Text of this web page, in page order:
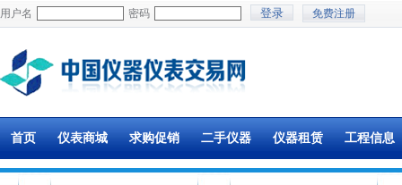
用户名 密码 免费注册
首页 仪表商城 求购促销 二手仪器 仪器租赁 工程信息